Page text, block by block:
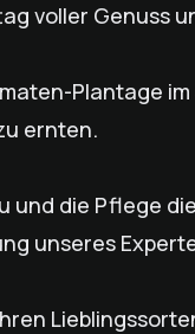
voller Genuss
Plantage
ernten.
und die Pflege
unseres